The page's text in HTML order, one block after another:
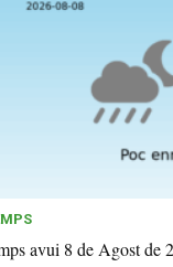
avui 8 de Agost de